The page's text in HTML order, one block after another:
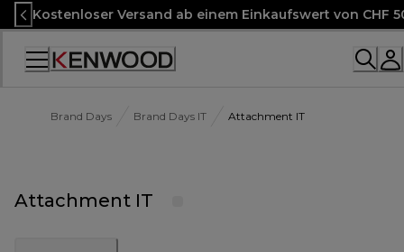
Skip
to
Content
Kostenloser Versand ab einem Einkaufswert von CHF
Accessibility
Brand Days Brand Days IT Attachment IT
Attachment IT